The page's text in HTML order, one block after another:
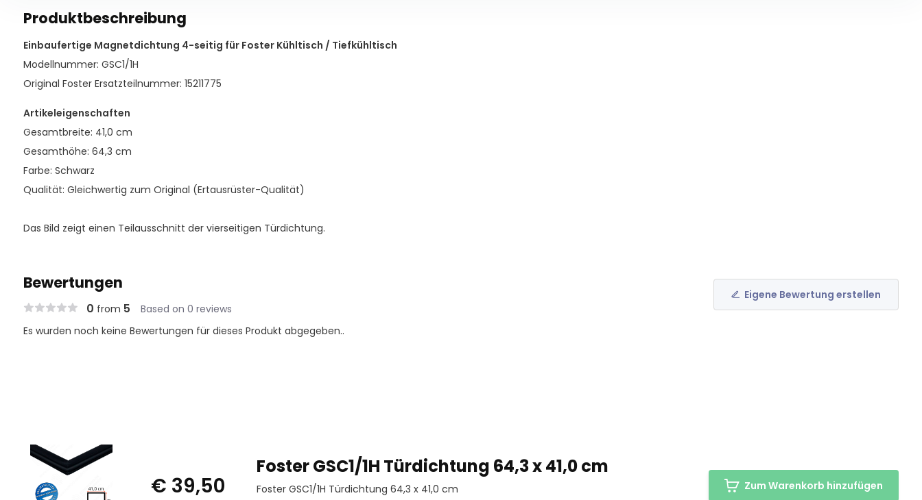
Produktbeschreibung
Einbaufertige Magnetdichtung 4-seitig für Foster Kühltisch / Tiefkühltisch
Modellnummer: GSC1/1H
Original Foster Ersatzteilnummer: 15211775
Artikeleigenschaften
Gesamtbreite: 41,0 cm
Gesamthöhe: 64,3 cm
Farbe: Schwarz
Qualität: Gleichwertig zum Original (Ertausrüster-Qualität)
Das Bild zeigt einen Teilausschnitt der vierseitigen Türdichtung.
Bewertungen
0 from 5 Based on 0 reviews
Eigene Bewertung erstellen
Es wurden noch keine Bewertungen für dieses Produkt abgegeben..
€ 39,50
Foster GSC1/1H Türdichtung 64,3 x 41,0 cm
Foster GSC1/1H Türdichtung 64,3 x 41,0 cm
Zum Warenkorb hinzufügen